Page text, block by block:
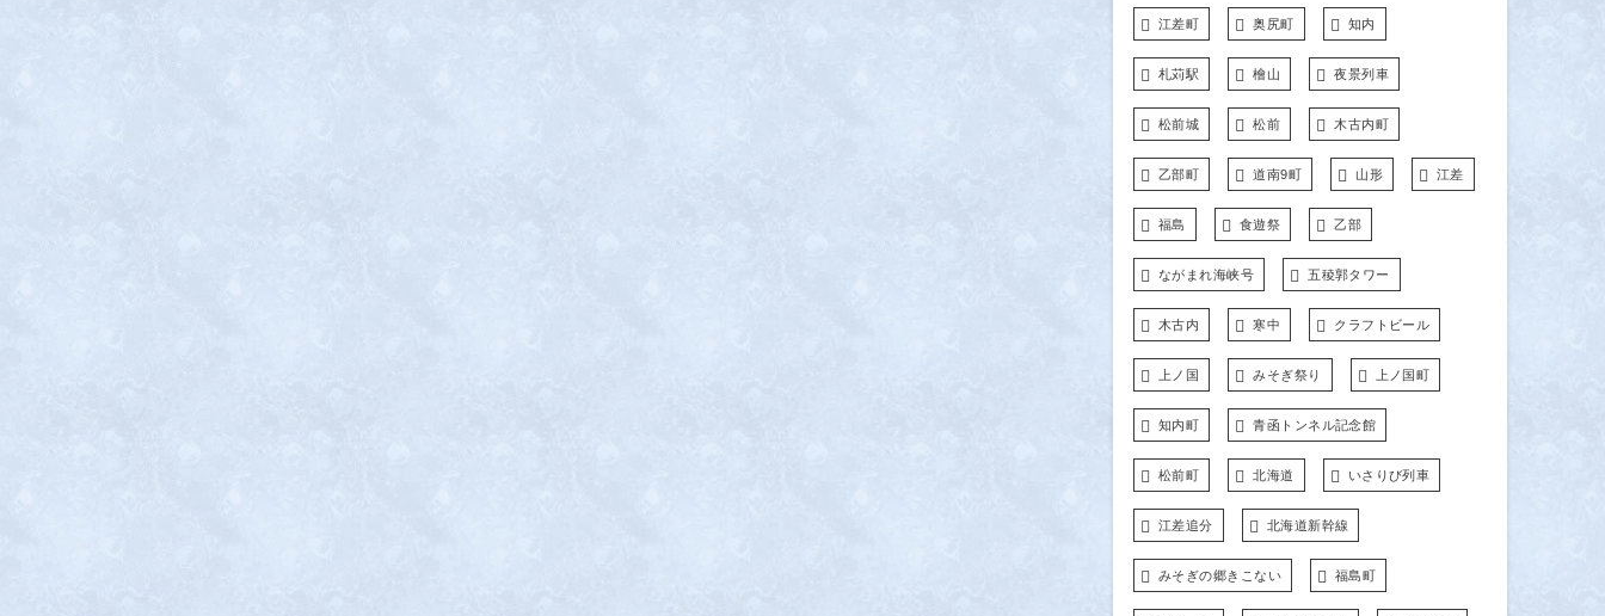
江差町 奥尻町 知内
札苅駅 檜山 夜景列車
松前城 松前 木古内町
乙部町 道南9町 山形 江差
福島 食遊祭 乙部
ながまれ海峡号 五稜郭タワー
木古内 寒中 クラフトビール
上ノ国 みそぎ祭り 上ノ国町
知内町 青函トンネル記念館
松前町 北海道 いさりび列車
江差追分 北海道新幹線
みそぎの郷きこない 福島町